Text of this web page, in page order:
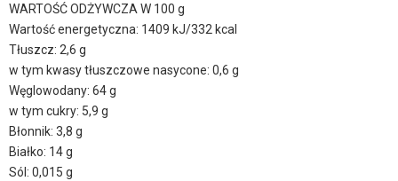
WARTOŚĆ ODŻYWCZA W 100 g
Wartość energetyczna: 1409 kJ/332 kcal
Tłuszcz: 2,6 g
w tym kwasy tłuszczowe nasycone: 0,6 g
Węglowodany: 64 g
w tym cukry: 5,9 g
Błonnik: 3,8 g
Białko: 14 g
Sól: 0,015 g